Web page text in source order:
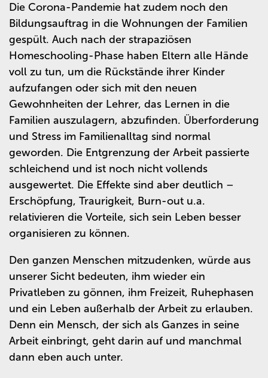
Die Corona-Pandemie hat zudem noch den
Bildungsauftrag in die Wohnungen der Familien
gespült. Auch nach der strapaziösen
Homeschooling-Phase haben Eltern alle Hände
voll zu tun, um die Rückstände ihrer Kinder
aufzufangen oder sich mit den neuen
Gewohnheiten der Lehrer, das Lernen in die
Familien auszulagern, abzufinden. Überforderung
und Stress im Familienalltag sind normal
geworden. Die Entgrenzung der Arbeit passierte
schleichend und ist noch nicht vollends
ausgewertet. Die Effekte sind aber deutlich –
Erschöpfung, Traurigkeit, Burn-out u.a.
relativieren die Vorteile, sich sein Leben besser
organisieren zu können.
Den ganzen Menschen mitzudenken, würde aus
unserer Sicht bedeuten, ihm wieder ein
Privatleben zu gönnen, ihm Freizeit, Ruhephasen
und ein Leben außerhalb der Arbeit zu erlauben.
Denn ein Mensch, der sich als Ganzes in seine
Arbeit einbringt, geht darin auf und manchmal
dann eben auch unter.